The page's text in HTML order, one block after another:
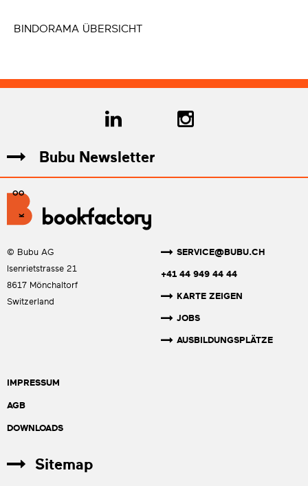
BINDORAMA ÜBERSICHT
Bubu Newsletter
© Bubu AG
Isenrietstrasse 21
8617 Mönchaltorf
Switzerland
SERVICE@BUBU.CH
+41 44 949 44 44
KARTE ZEIGEN
JOBS
AUSBILDUNGSPLÄTZE
IMPRESSUM
AGB
DOWNLOADS
Sitemap